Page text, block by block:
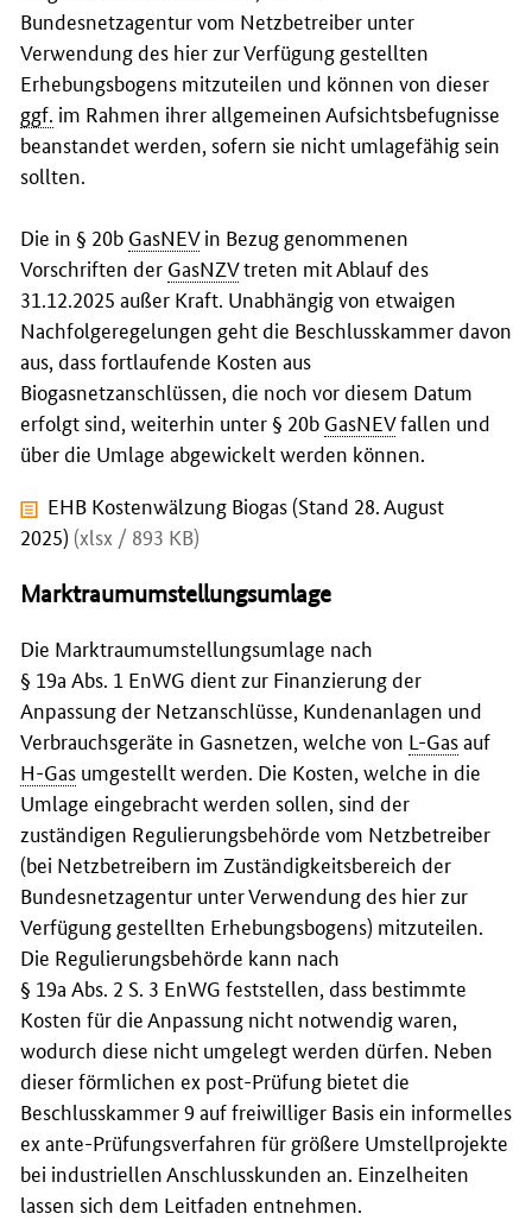
Bundesnetzagentur vom Netzbetreiber unter
Verwendung des hier zur Verfügung gestellten
Erhebungsbogens mitzuteilen und können von dieser
ggf. im Rahmen ihrer allgemeinen Aufsichtsbefugnisse
beanstandet werden, sofern sie nicht umlagefähig sein
sollten.
Die in § 20b GasNEVin Bezug genommenen
Vorschriften der GasNZVtreten mit Ablauf des
31.12.2025 außer Kraft. Unabhängig von etwaigen
Nachfolgeregelungen geht die Beschlusskammer davon
aus, dass fortlaufende Kosten aus
Biogasnetzanschlüssen, die noch vor diesem Datum
erfolgt sind, weiterhin unter § 20b GasNEVfallen und
über die Umlage abgewickelt werden können.
EHB Kostenwälzung Biogas (Stand 28. August
2025) (xlsx / 893 KB)
Marktraumumstellungsumlage
Die Marktraumumstellungsumlage nach
§ 19a Abs. 1 EnWG dient zur Finanzierung der
Anpassung der Netzanschlüsse, Kundenanlagen und
Verbrauchsgeräte in Gasnetzen, welche von L-Gasauf
H-Gas umgestellt werden. Die Kosten, welche in die
Umlage eingebracht werden sollen, sind der
zuständigen Regulierungsbehörde vom Netzbetreiber
(bei Netzbetreibern im Zuständigkeitsbereich der
Bundesnetzagentur unter Verwendung des hier zur
Verfügung gestellten Erhebungsbogens) mitzuteilen.
Die Regulierungsbehörde kann nach
§ 19a Abs. 2 S. 3 EnWG feststellen, dass bestimmte
Kosten für die Anpassung nicht notwendig waren,
wodurch diese nicht umgelegt werden dürfen. Neben
dieser förmlichen ex post-Prüfung bietet die
Beschlusskammer 9 auf freiwilliger Basis ein informelles
ex ante-Prüfungsverfahren für größere Umstellprojekte
bei industriellen Anschlusskunden an. Einzelheiten
lassen sich dem Leitfaden entnehmen.